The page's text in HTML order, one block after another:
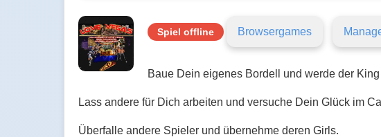
Spiel offline Browsergames
Baue Dein eigenes Bordell und werde der
Lass andere für Dich arbeiten und versuche Dein Glück im
Überfalle andere Spieler und übernehme deren Girls.